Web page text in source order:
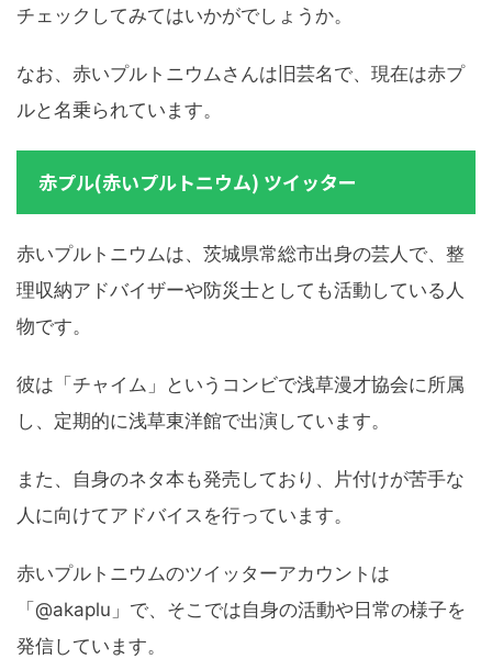
チェックしてみてはいかがでしょうか。
なお、赤いプルトニウムさんは旧芸名で、現在は赤プ
ルと名乗られています。
赤プル(赤いプルトニウム) ツイッター
赤いプルトニウムは、茨城県常総市出身の芸人で、整
理収納アドバイザーや防災士としても活動している人
物です。
彼は「チャイム」というコンビで浅草漫才協会に所属
し、定期的に浅草東洋館で出演しています。
また、自身のネタ本も発売しており、片付けが苦手な
人に向けてアドバイスを行っています。
赤いプルトニウムのツイッターアカウントは
「@akaplu」で、そこでは自身の活動や日常の様子を
発信しています。